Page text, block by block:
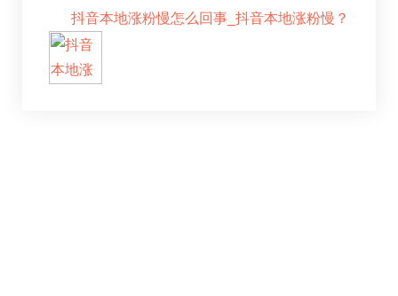
抖音本地涨粉慢怎么回事_抖音本地涨粉慢？